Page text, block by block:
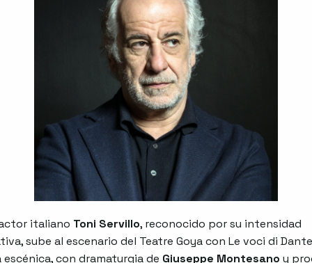
italiano Toni Servillo, reconocido por su intensidad
sube al escenario del Teatre Goya con Le voci di
con dramaturgia de Giuseppe Montesano y